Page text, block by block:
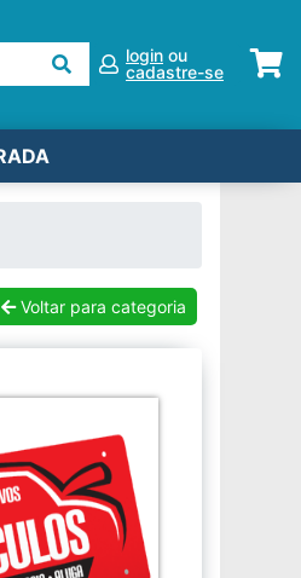
login ou
cadastre-se
Voltar para categoria